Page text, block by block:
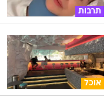
תרבות
אוכל